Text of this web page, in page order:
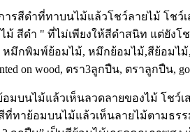
มบนไม้แล้วเห็นลวดลายของไม้ โชว์
ที่ทาย้อมบนไม้แล้วเห็นลายไม้ตามธร